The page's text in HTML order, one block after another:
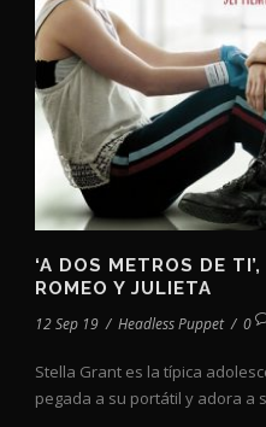
‘A DOS METROS DE
ROMEO Y JULIETA
12 Sep 19 / Headless Puppet / 0
Stella Grant es la típica
pegada a su portátil y adora a